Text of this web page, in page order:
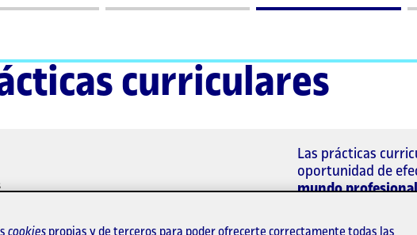
nos
y
curriculares
Las prácticas
oportunidad de
mundo profesional
manera integrada
competencias y